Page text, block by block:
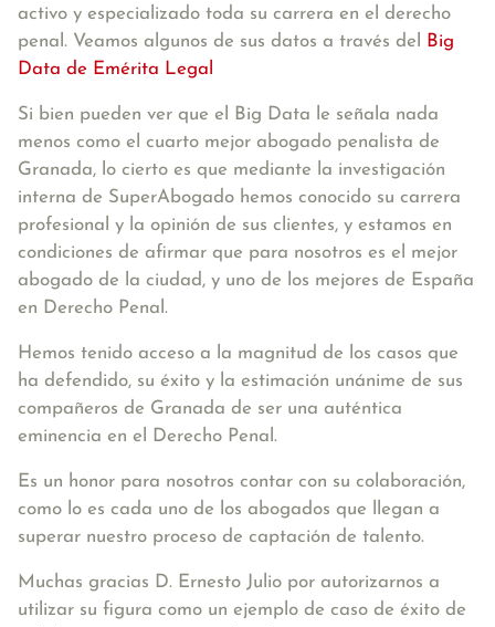
activo y especializado toda su carrera en el derecho
penal. Veamos algunos de sus datos a través del
Big
Data de Emérita Legal
Si bien pueden ver que el Big Data le señala nada
menos como el cuarto mejor abogado penalista de
Granada, lo cierto es que mediante la investigación
interna de SuperAbogado hemos conocido su carrera
profesional y la opinión de sus clientes, y estamos en
condiciones de afirmar que para nosotros es el mejor
abogado de la ciudad, y uno de los mejores de España
en Derecho Penal.
Hemos tenido acceso a la magnitud de los casos que
ha defendido, su éxito y la estimación unánime de sus
compañeros de Granada de ser una auténtica
eminencia en el Derecho Penal.
Es un honor para nosotros contar con su colaboración,
como lo es cada uno de los abogados que llegan a
superar nuestro proceso de captación de talento.
Muchas gracias D. Ernesto Julio por autorizarnos a
utilizar su figura como un ejemplo de caso de éxito de